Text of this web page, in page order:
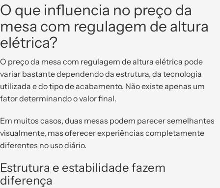
O que influencia no preço da
mesa com regulagem de altura
elétrica?
O preço da mesa com regulagem de altura elétrica pode
variar bastante dependendo da estrutura, da tecnologia
utilizada e do tipo de acabamento. Não existe apenas um
fator determinando o valor final.
Em muitos casos, duas mesas podem parecer semelhantes
visualmente, mas oferecer experiências completamente
diferentes no uso diário.
Estrutura e estabilidade fazem
diferença